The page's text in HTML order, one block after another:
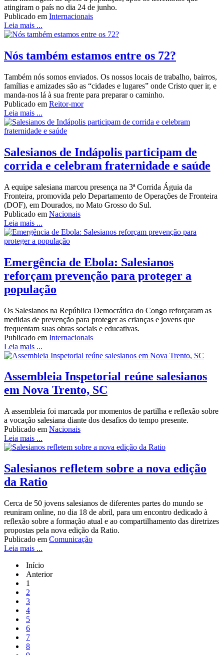
atingiram o país no dia 24 de junho.
Publicado em Internacionais
Leia mais ...
Nós também estamos entre os 72?
Também nós somos enviados. Os nossos locais de trabalho, bairros,
famílias e amizades são as “cidades e lugares” onde Cristo quer ir, e
manda-nos lá à sua frente para preparar o caminho.
Publicado em Reitor-mor
Leia mais ...
Salesianos de Indápolis participam de
corrida e celebram fraternidade e saúde
A equipe salesiana marcou presença na 3ª Corrida Águia da
Fronteira, promovida pelo Departamento de Operações de Fronteira
(DOF), em Dourados, no Mato Grosso do Sul.
Publicado em Nacionais
Leia mais ...
Emergência de Ebola: Salesianos
reforçam prevenção para proteger a
população
Os Salesianos na República Democrática do Congo reforçaram as
medidas de prevenção para proteger as crianças e jovens que
frequentam suas obras sociais e educativas.
Publicado em Internacionais
Leia mais ...
Assembleia Inspetorial reúne salesianos
em Nova Trento, SC
A assembleia foi marcada por momentos de partilha e reflexão sobre
a vocação salesiana diante dos desafios do tempo presente.
Publicado em Nacionais
Leia mais ...
Salesianos refletem sobre a nova edição
da Ratio
Cerca de 50 jovens salesianos de diferentes partes do mundo se
reuniram online, no dia 18 de abril, para um encontro dedicado à
reflexão sobre a formação atual e ao compartilhamento das diretrizes
propostas pela nova edição da Ratio.
Publicado em Comunicação
Leia mais ...
Início
Anterior
1
2
3
4
5
6
7
8